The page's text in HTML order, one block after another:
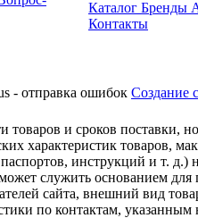
Каталог Бренды
Контакты
Создание
товаров и сроков
характеристик товаров,
инструкций и т.
служить основанием
сайта, внешний вид
по контактам,